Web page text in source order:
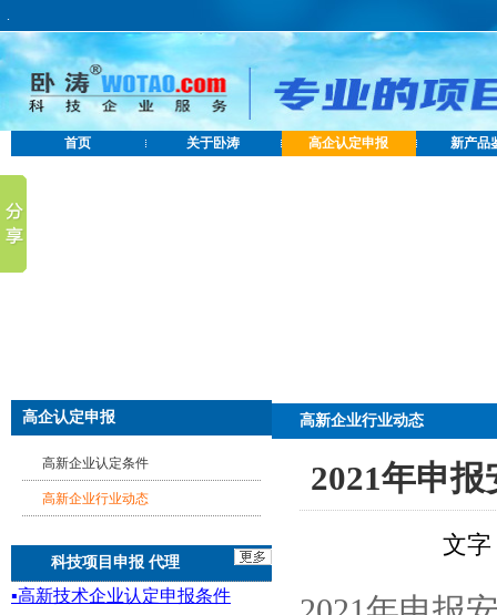
.
首页 关于卧涛 高企认定申报 新产品
高企认定申报
高新企业认定条件
高新企业行业动态
科技项目申报 代理
▪高新技术企业认定申报条件
高新企业行业动态
2021年申
文字